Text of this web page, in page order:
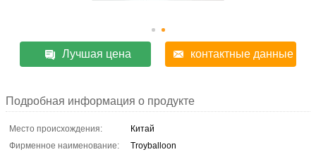
Лучшая цена контактные данные
Подробная информация о продукте
Место происхождения:
Китай
Фирменное наименование:
Troyballoon